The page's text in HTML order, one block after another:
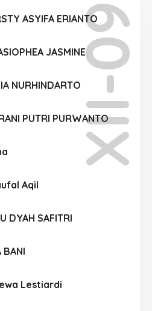
XII-09
ASYIFA ERIANTO
JASMINE
NURHINDARTO
PUTRI PURWANTO
Aqil
DYAH SAFITRI
BANI
Lestiardi